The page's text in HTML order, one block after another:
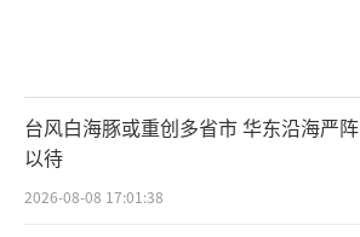
台风白海豚或重创多省市 华东沿海严阵
以待
2026-08-08 17:01:38